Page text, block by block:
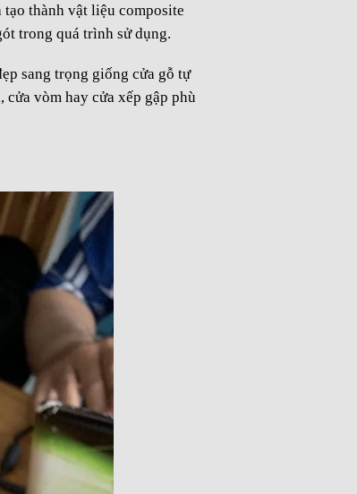
tạo thành vật liệu composite
trong quá trình sử dụng.
sang trọng giống cửa gỗ tự
vòm hay cửa xếp gập phù